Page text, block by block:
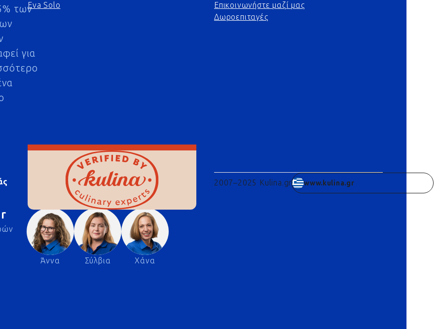
των
για
Eva Solo
Επικοινωνήστε μαζί μας
Δωροεπιταγές
Άννα Σύλβια Χάνα
2007–2025 Kulina.gr www.kulina.gr